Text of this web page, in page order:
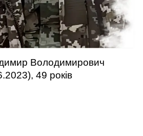
Володимирович
49 років